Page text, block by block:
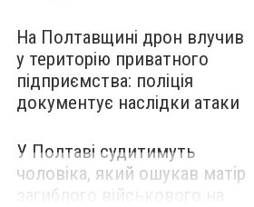
На Полтавщині дрон влучив
у територію приватного
підприємства: поліція
документує наслідки атаки
У Полтаві судитимуть
чоловіка, який ошукав матір
загиблого військового на